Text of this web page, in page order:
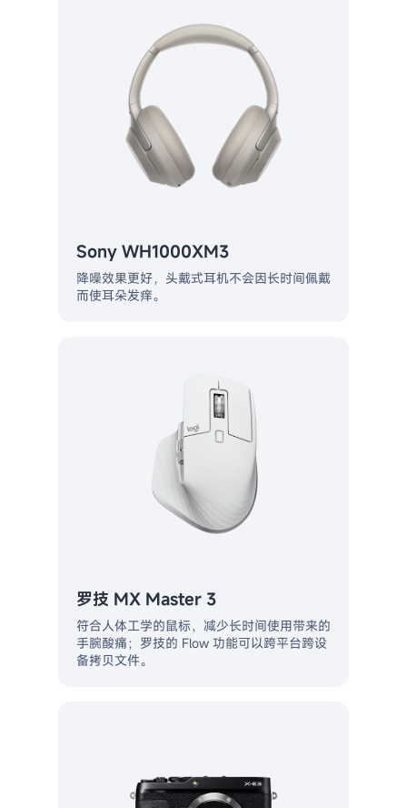
Sony WH1000XM3
降噪效果更好，头戴式耳机不会因长时间佩戴
而使耳朵发痒。
罗技 MX Master 3
符合人体工学的鼠标，减少长时间使用带来的
手腕酸痛；罗技的 Flow 功能可以跨平台跨设
备拷贝文件。